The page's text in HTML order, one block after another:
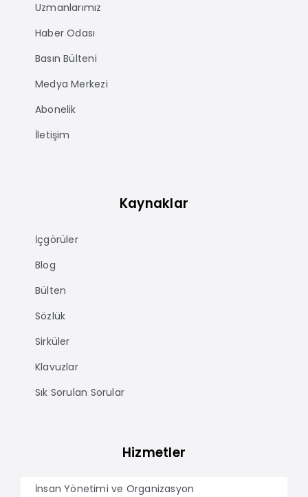
Uzmanlarımız
Haber Odası
Basın Bülteni
Medya Merkezi
Abonelik
İletişim
Kaynaklar
İçgörüler
Blog
Bülten
Sözlük
Sirküler
Klavuzlar
Sık Sorulan Sorular
Hizmetler
İnsan Yönetimi ve Organizasyon